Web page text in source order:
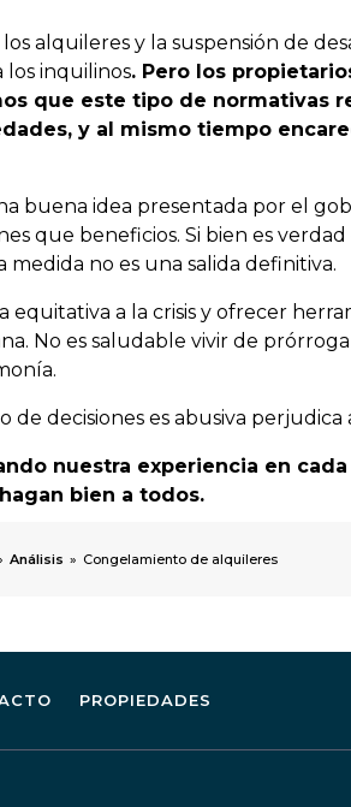
alquileres y la suspensión de
los inquilinos. Pero los
que este tipo de normativas
y al mismo tiempo
buena idea presentada por el
que beneficios. Si bien es
no es una salida definitiva.
equitativa a la crisis y ofrecer
No es saludable vivir de
de decisiones es abusiva perjudica
nuestra experiencia en
bien a todos.
Análisis » Congelamiento de alquileres
PROPIEDADES